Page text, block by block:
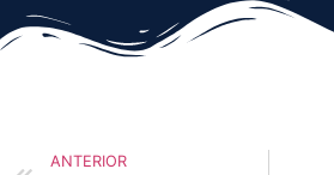
ANTERIOR